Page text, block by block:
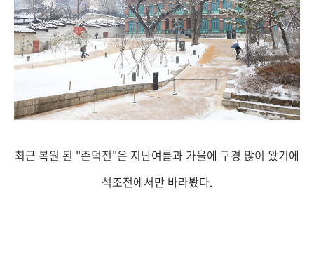
최근 복원 된 "존덕전"은 지난여름과 가을에 구경 많이 왔기에
석조전에서만 바라봤다.